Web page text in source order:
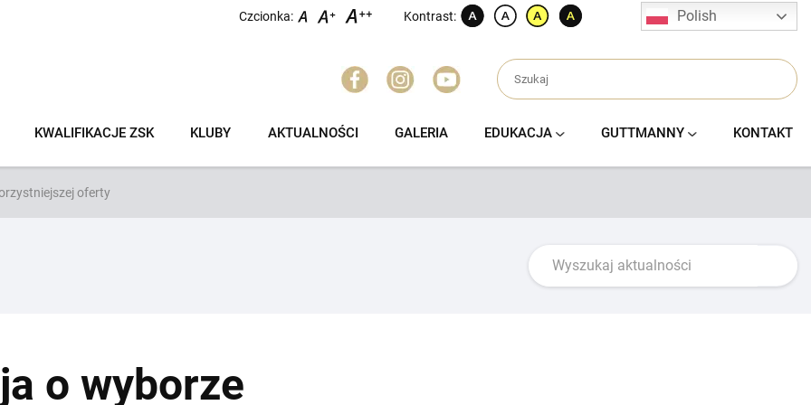
Czcionka: Kontrast: Polish
KWALIFIKACJE ZSK KLUBY AKTUALNOŚCI GALERIA EDUKACJA GUTTMANNY KONTAKT
oferty
o wyborze